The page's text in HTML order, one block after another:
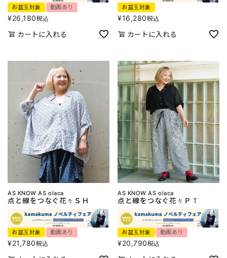
お盆玉対象 動画あり
¥26,180税込
カートに入れる
お盆玉対象
¥16,280税込
カートに入れる
AS KNOW AS olaca
点と線をつなぐ花々ＳＨ
お盆玉対象 動画あり
¥21,780税込
AS KNOW AS olaca
点と線をつなぐ花々ＰＴ
お盆玉対象 動画あり
¥20,790税込